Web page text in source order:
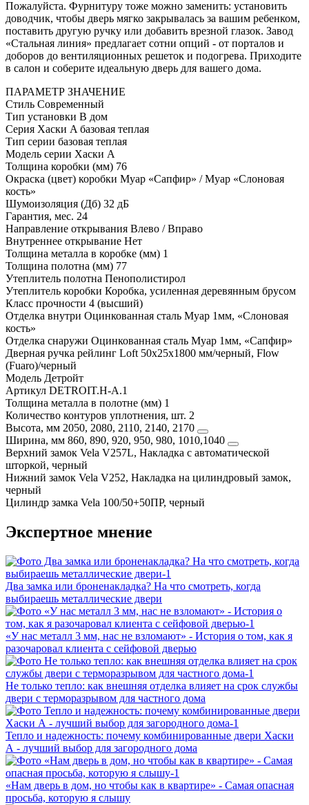
Пожалуйста. Фурнитуру тоже можно заменить: установить
доводчик, чтобы дверь мягко закрывалась за вашим ребенком,
поставить другую ручку или добавить врезной глазок. Завод
«Стальная линия» предлагает сотни опций - от порталов и
доборов до вентиляционных решеток и подогрева. Приходите
в салон и соберите идеальную дверь для вашего дома.
ПАРАМЕТР ЗНАЧЕНИЕ
Стиль Современный
Тип установки В дом
Серия Хаски A базовая теплая
Тип серии базовая теплая
Модель серии Хаски A
Толщина коробки (мм) 76
Окраска (цвет) коробки Муар «Сапфир» / Муар «Слоновая
кость»
Шумоизоляция (Дб) 32 дБ
Гарантия, мес. 24
Направление открывания Влево / Вправо
Внутреннее открывание Нет
Толщина металла в коробке (мм) 1
Толщина полотна (мм) 77
Утеплитель полотна Пенополистирол
Утеплитель коробки Коробка, усиленная деревянным брусом
Класс прочности 4 (высший)
Отделка внутри Оцинкованная сталь Муар 1мм, «Слоновая
кость»
Отделка снаружи Оцинкованная сталь Муар 1мм, «Сапфир»
Дверная ручка рейлинг Loft 50х25х1800 мм/черный, Flow
(Fuaro)/черный
Модель Детройт
Артикул DETROIT.H-A.1
Толщина металла в полотне (мм) 1
Количество контуров уплотнения, шт. 2
Высота, мм 2050, 2080, 2110, 2140, 2170
Ширина, мм 860, 890, 920, 950, 980, 1010,1040
Верхний замок Vela V257L, Накладка с автоматической
шторкой, черный
Нижний замок Vela V252, Накладка на цилиндровый замок,
черный
Цилиндр замка Vela 100/50+50ПР, черный
Экспертное мнение
Два замка или броненакладка? На что смотреть, когда
выбираешь металлические двери
«У нас металл 3 мм, нас не взломают» - История о том, как я
разочаровал клиента с сейфовой дверью
Не только тепло: как внешняя отделка влияет на срок службы
двери с терморазрывом для частного дома
Тепло и надежность: почему комбинированные двери Хаски
А - лучший выбор для загородного дома
«Нам дверь в дом, но чтобы как в квартире» - Самая опасная
просьба, которую я слышу